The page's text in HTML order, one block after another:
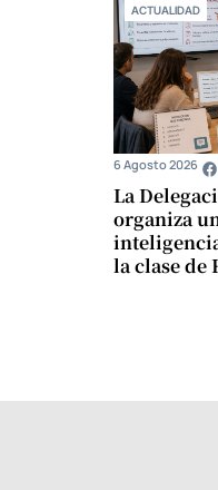
ACTUALIDAD
La
organiza
la clase de
6 Agosto 2026